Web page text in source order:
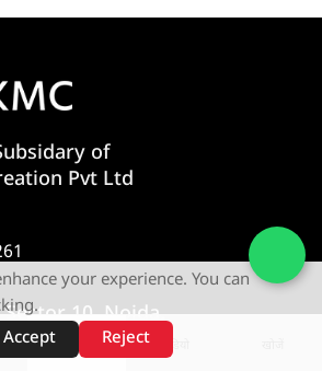
of
Pvt Ltd
10, Noida,
your experience. You can
Accept
Reject